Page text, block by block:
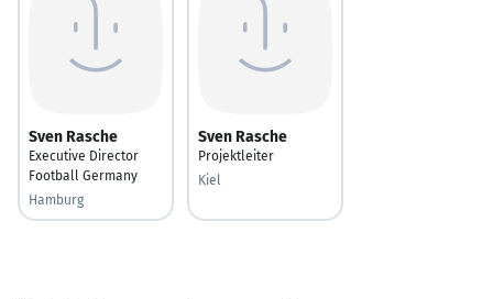
Sven Rasche
Executive Director
Football Germany
Hamburg
Sven Rasche
Projektleiter
Kiel